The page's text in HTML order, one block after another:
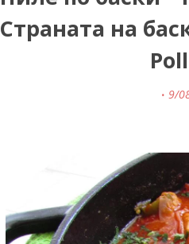
Страната на
9/